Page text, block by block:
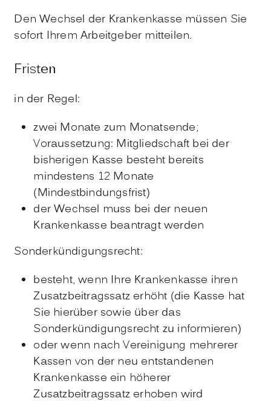
Den Wechsel der Krankenkasse müssen Sie
sofort Ihrem Arbeitgeber mitteilen.
Fristen
in der Regel:
zwei Monate zum Monatsende;
Voraussetzung: Mitgliedschaft bei der
bisherigen Kasse besteht bereits
mindestens 12 Monate
(Mindestbindungsfrist)
der Wechsel muss bei der neuen
Krankenkasse beantragt werden
Sonderkündigungsrecht:
besteht, wenn Ihre Krankenkasse ihren
Zusatzbeitragssatz erhöht (die Kasse hat
Sie hierüber sowie über das
Sonderkündigungsrecht zu informieren)
oder wenn nach Vereinigung mehrerer
Kassen von der neu entstandenen
Krankenkasse ein höherer
Zusatzbeitragssatz erhoben wird